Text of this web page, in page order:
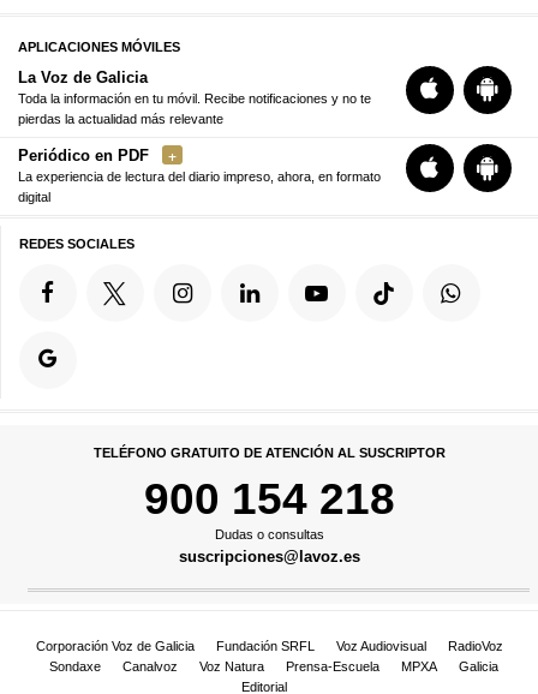
APLICACIONES MÓVILES
La Voz de Galicia
Toda la información en tu móvil. Recibe notificaciones y no te
pierdas la actualidad más relevante
Periódico en PDF
La experiencia de lectura del diario impreso, ahora, en formato
digital
REDES SOCIALES
TELÉFONO GRATUITO DE ATENCIÓN AL SUSCRIPTOR
900 154 218
Dudas o consultas
suscripciones@lavoz.es
Corporación Voz de Galicia Fundación SRFL Voz Audiovisual
RadioVoz
Sondaxe
Canalvoz Voz Natura Prensa-Escuela MPXA
Galicia
Editorial